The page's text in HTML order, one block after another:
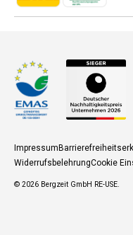
Zahlungsmethoden
Impressum
WiderrufsbelehrungCookie
© 2026 Bergzeit GmbH RE-USE.